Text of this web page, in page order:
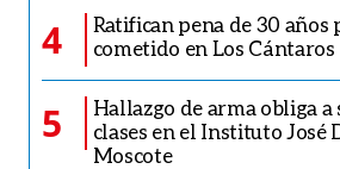
4
Ratifican pena de 30
cometido en Los Cántaros
5
Hallazgo de arma obliga a
clases en el Instituto José
Moscote